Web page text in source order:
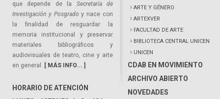
que depende de la Secretaría de
Investigación y Posgrado y nace con
la finalidad de resguardar la
memoria institucional y preservar
materiales bibliográficos y
audiovisuales de teatro, cine y arte
en general. [ MÁS INFO... ]
HORARIO DE ATENCIÓN
ARTE Y GÉNERO
ARTEXVER
FACULTAD DE ARTE
BIBLIOTECA CENTRAL UNICEN
UNICEN
CDAB EN MOVIMIENTO
ARCHIVO ABIERTO
NOVEDADES